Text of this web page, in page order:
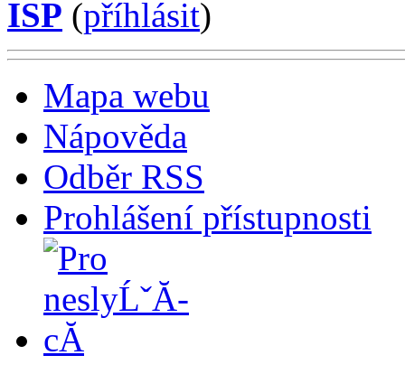
ISP (příhlásit)
Mapa webu
Nápověda
Odběr RSS
Prohlášení přístupnosti